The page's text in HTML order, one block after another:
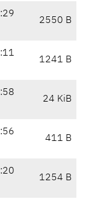
2550 B
1241 B
24 KiB
411 B
1254 B